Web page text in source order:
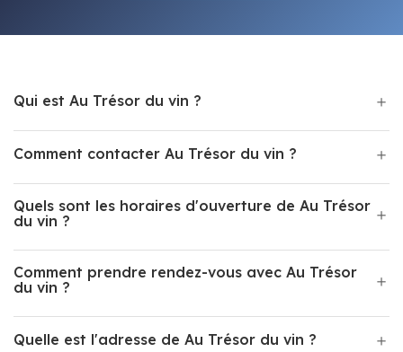
Qui est Au Trésor du vin ?
Comment contacter Au Trésor du vin ?
Quels sont les horaires d'ouverture de Au Trésor
du vin ?
Comment prendre rendez-vous avec Au Trésor
du vin ?
Quelle est l'adresse de Au Trésor du vin ?